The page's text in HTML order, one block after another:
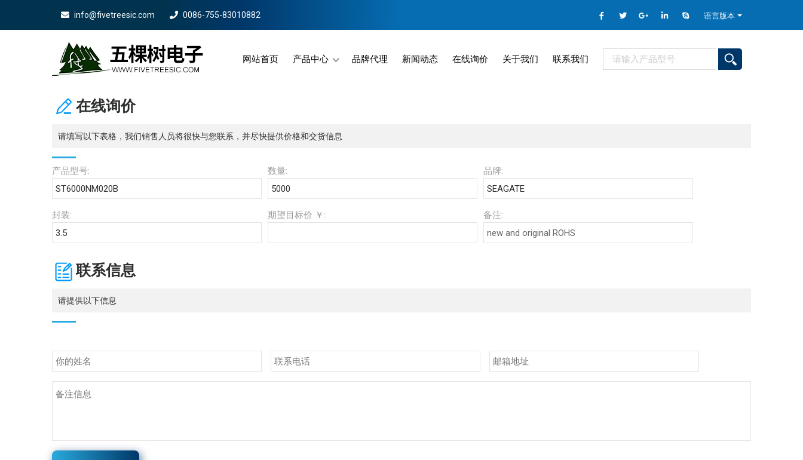
info@fivetreesic.com 0086-755-83010882 语言版本
网站首页 产品中心 品牌代理 新闻动态 在线询价 关于我们 联系我们
在线询价
请填写以下表格，我们销售人员将很快与您联系，并尽快提供价格和交货信息
产品型号: 数量: 品牌:
封装: 期望目标价 ￥: 备注:
联系信息
请提供以下信息